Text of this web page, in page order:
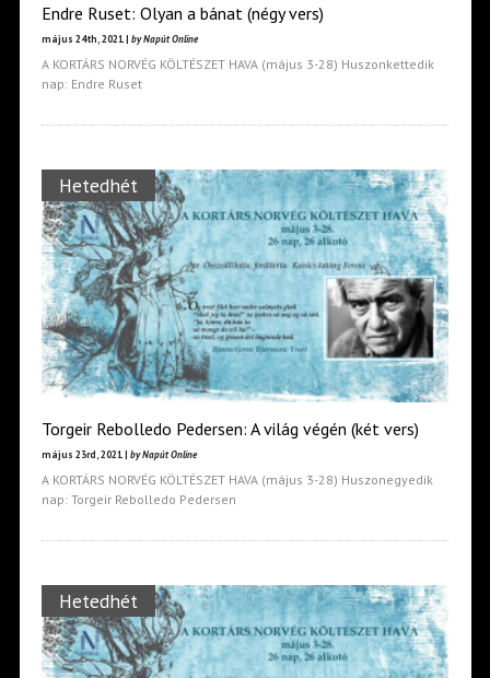
Endre Ruset: Olyan a bánat (négy vers)
május 24th, 2021 | by Napút Online
A KORTÁRS NORVÉG KÖLTÉSZET HAVA (május 3-28) Huszonkettedik
nap: Endre Ruset
Hetedhét
Torgeir Rebolledo Pedersen: A világ végén (két vers)
május 23rd, 2021 | by Napút Online
A KORTÁRS NORVÉG KÖLTÉSZET HAVA (május 3-28) Huszonegyedik
nap: Torgeir Rebolledo Pedersen
Hetedhét